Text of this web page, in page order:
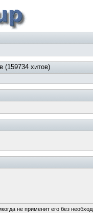
(159734 хитов)
не применит его без